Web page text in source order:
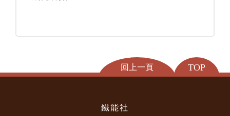
TOP
回上一頁
鐵能社